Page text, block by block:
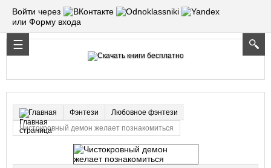
Войти через
или Форму входа
Главная Фэнтези
Любовное фэнтези
Чистокровный демон желает познакомиться